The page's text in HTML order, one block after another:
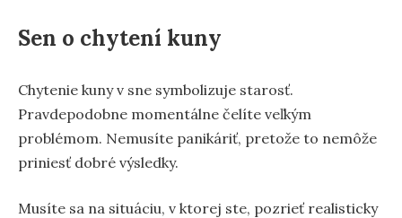
Sen o chytení kuny
Chytenie kuny v sne symbolizuje starosť.
Pravdepodobne momentálne čelíte veľkým
problémom. Nemusíte panikáriť, pretože to nemôže
priniesť dobré výsledky.
Musíte sa na situáciu, v ktorej ste, pozrieť realisticky